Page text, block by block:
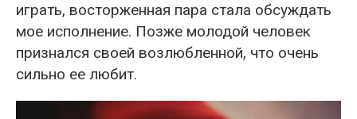
играть, восторженная пара стала обсуждать
мое исполнение. Позже молодой человек
признался своей возлюбленной, что очень
сильно ее любит.